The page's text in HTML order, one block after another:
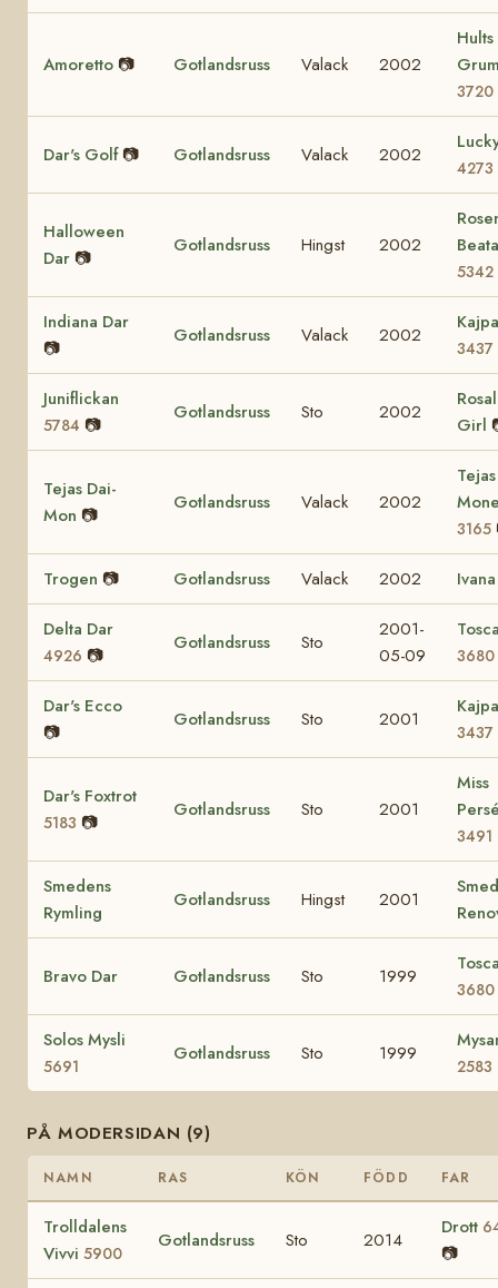
Amoretto 📷 Gotlandsruss Valack 2002
Hults
3720
Dar's Golf 📷 Gotlandsruss Valack 2002
4273
Halloween
Dar 📷
Gotlandsruss Hingst 2002
Beata
5342
Indiana Dar
📷
Gotlandsruss Valack 2002
Kajpa
3437
Juniflickan
5784 📷
Gotlandsruss Sto 2002
Girl
Tejas Dai-
Mon 📷
Gotlandsruss Valack 2002
Tejas
3165
Trogen 📷 Gotlandsruss Valack 2002
Delta Dar
4926 📷
Gotlandsruss Sto
2001-
05-09
3680
Dar's Ecco
📷
Gotlandsruss Sto 2001
Kajpa
3437
Dar's Foxtrot
5183 📷
Gotlandsruss Sto 2001
Miss
3491
Smedens
Rymling
Gotlandsruss Hingst 2001
Bravo Dar Gotlandsruss Sto 1999
3680
Solos Mysli
5691
Gotlandsruss Sto 1999
2583
PÅ MODERSIDAN (9)
NAMN RAS KÖN FÖDD FAR
Trolldalens
Vivvi 5900
Gotlandsruss Sto 2014
Drott
📷